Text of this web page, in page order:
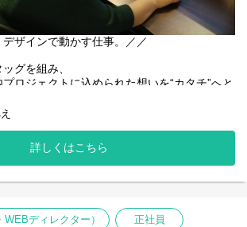
のサイクリングツアーガイド
準備・片付け
サポート
トーリーが生まれる、
る”お仕事です。
（対面）⇒ 採用
げ、旅人の笑顔につながります。
ザインで動かす仕事。／／
グを組み、
ロジェクトに込められた想いを“カタチ”へと
は、デザインの力で課題を解決し、
を世の中へと届けていくことです。
いのは、
ェクト全体を牽引するプロジェクトマネジ
をリードしていく中核ポジションです。
詳しくはこちら
ディレクター） 正社員